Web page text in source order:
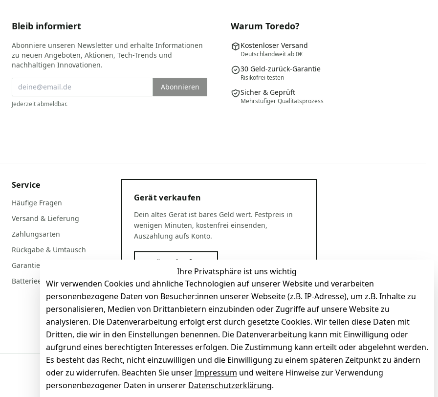
Ihre Privatsphäre ist uns wichtig
Wir verwenden Cookies und ähnliche Technologien auf unserer Website und verarbeiten
personenbezogene Daten von Besucher:innen unserer Webseite (z.B. IP-Adresse), um z.B. Inhalte zu
personalisieren, Medien von Drittanbietern einzubinden oder Zugriffe auf unsere Website zu
analysieren. Die Datenverarbeitung erfolgt erst durch gesetzte Cookies. Wir teilen diese Daten mit
Dritten, die wir in den Einstellungen benennen. Die Datenverarbeitung kann mit Einwilligung oder
aufgrund eines berechtigten Interesses erfolgen. Die Zustimmung kann erteilt oder abgelehnt werden.
Es besteht das Recht, nicht einzuwilligen und die Einwilligung zu einem späteren Zeitpunkt zu ändern
oder zu widerrufen. Beachten Sie unserImpressum und weitere Hinweise zur Verwendung
personenbezogener Daten in unserer Datenschutzerklärung.
Bleib informiert
Abonniere unseren Newsletter und erhalte Informationen
zu neuen Angeboten, Aktionen, Tech-Trends und
nachhaltigen Innovationen.
Abonnieren
Jederzeit abmeldbar.
Warum Toredo?
Kostenloser Versand
Deutschlandweit ab 0€
30 Geld-zurück-Garantie
Risikofrei testen
Sicher & Geprüft
Mehrstufiger Qualitätsprozess
Service
Häufige Fragen
Versand & Lieferung
Zahlungsarten
Rückgabe & Umtausch
Garantiebedingungen
Batterieentsorgung
Gerät verkaufen
Dein altes Gerät ist bares Geld wert. Festpreis in
wenigen Minuten, kostenfrei einsenden,
Auszahlung aufs Konto.
Gerät verkaufen
Sicherheit